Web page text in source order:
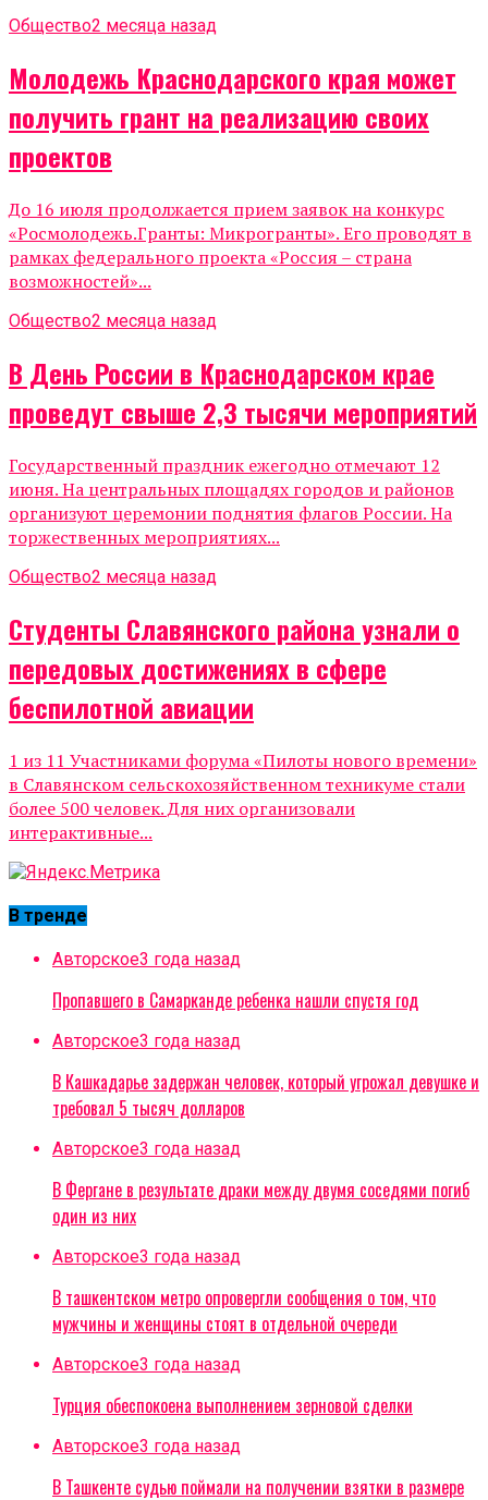
Общество2 месяца назад
Молодежь Краснодарского края может
получить грант на реализацию своих
проектов
До 16 июля продолжается прием заявок на конкурс
«Росмолодежь.Гранты: Микрогранты». Его проводят в
рамках федерального проекта «Россия – страна
возможностей»...
Общество2 месяца назад
В День России в Краснодарском крае
проведут свыше 2,3 тысячи мероприятий
Государственный праздник ежегодно отмечают 12
июня. На центральных площадях городов и районов
организуют церемонии поднятия флагов России. На
торжественных мероприятиях...
Общество2 месяца назад
Студенты Славянского района узнали о
передовых достижениях в сфере
беспилотной авиации
1 из 11 Участниками форума «Пилоты нового времени»
в Славянском сельскохозяйственном техникуме стали
более 500 человек. Для них организовали
интерактивные...
В тренде
Авторское3 года назад
Пропавшего в Самарканде ребенка нашли спустя год
Авторское3 года назад
В Кашкадарье задержан человек, который угрожал девушке и
требовал 5 тысяч долларов
Авторское3 года назад
В Фергане в результате драки между двумя соседями погиб
один из них
Авторское3 года назад
В ташкентском метро опровергли сообщения о том, что
мужчины и женщины стоят в отдельной очереди
Авторское3 года назад
Турция обеспокоена выполнением зерновой сделки
Авторское3 года назад
В Ташкенте судью поймали на получении взятки в размере